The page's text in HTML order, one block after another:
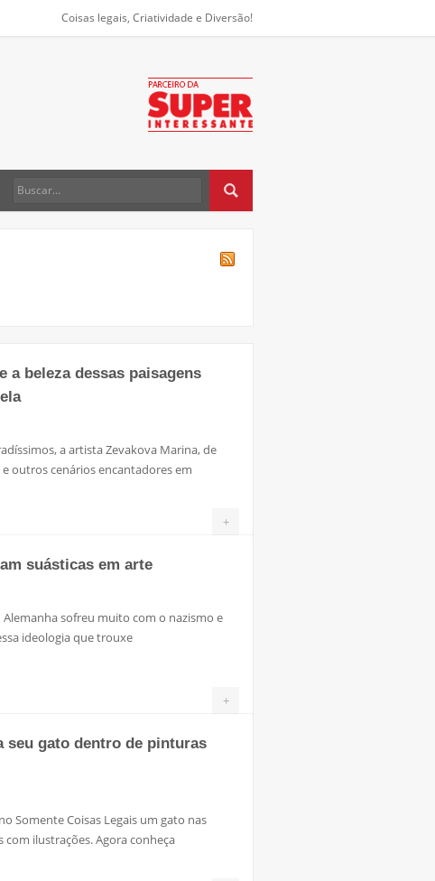
Coisas legais, Criatividade e Diversão!
a beleza dessas paisagens
a artista Zevakova Marina, de
outros cenários encantadores em
+
suásticas em arte
sofreu muito com o nazismo e
ideologia que trouxe
+
seu gato dentro de pinturas
Somente Coisas Legais um gato nas
com ilustrações. Agora conheça